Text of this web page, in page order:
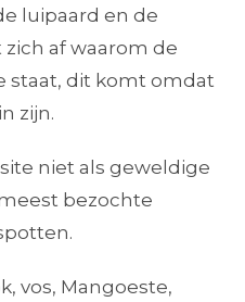
luipaard en de
af waarom de
staat, dit komt omdat
zijn.
niet als geweldige
bezochte
vos, Mangoeste,